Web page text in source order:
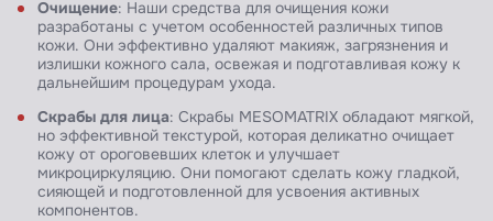
Очищение: Наши средства для очищения кожи
разработаны с учетом особенностей различных типов
кожи. Они эффективно удаляют макияж, загрязнения и
излишки кожного сала, освежая и подготавливая кожу к
дальнейшим процедурам ухода.
Скрабы для лица: Скрабы MESOMATRIX обладают мягкой,
но эффективной текстурой, которая деликатно очищает
кожу от ороговевших клеток и улучшает
микроциркуляцию. Они помогают сделать кожу гладкой,
сияющей и подготовленной для усвоения активных
компонентов.